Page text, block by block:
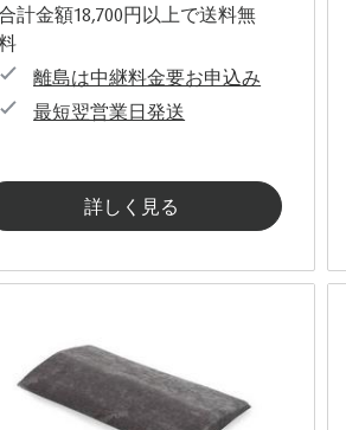
計金額18,700円以上で送料無
離島は中継料金要お申込み
最短翌営業日発送
詳しく見る